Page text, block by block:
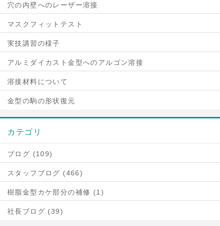
穴の内壁へのレーザー溶接
マスクフィットテスト
実技講習の様子
アルミダイカスト金型へのアルゴン溶接
溶接材料について
金型の駒の形状復元
カテゴリ
ブログ (109)
スタッフブログ (466)
樹脂金型カケ部分の補修 (1)
社長ブログ (39)